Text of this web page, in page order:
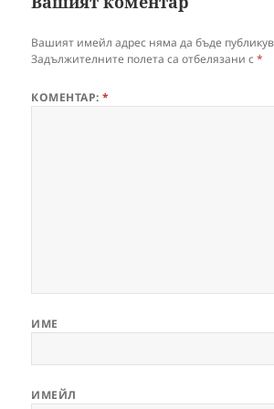
Вашият имейл адрес няма да бъде
Задължителните полета са отбелязани с*
КОМЕНТАР:*
ИМЕ
ИМЕЙЛ